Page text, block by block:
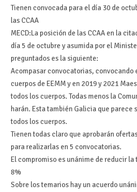
Tienen convocada para el día 30 de
las CCAA
MECD:La posición de las CCAA en la
día 5 de octubre y asumida por el
preguntados es la siguiente:
Acompasar convocatorias, convocando
cuerpos de EEMM y en 2019 y 2021
todos los cuerpos. Todas menos la
harán. Esta también Galicia que parece
todos los cuerpos.
Tienen todas claro que aprobarán
para realizarlas en 5 convocatorias.
El compromiso es unánime de reducir
8%
Sobre los temarios hay un acuerdo